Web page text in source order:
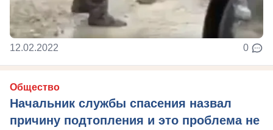
12.02.2022 0
Общество
Начальник службы спасения назвал
причину подтопления и это проблема не